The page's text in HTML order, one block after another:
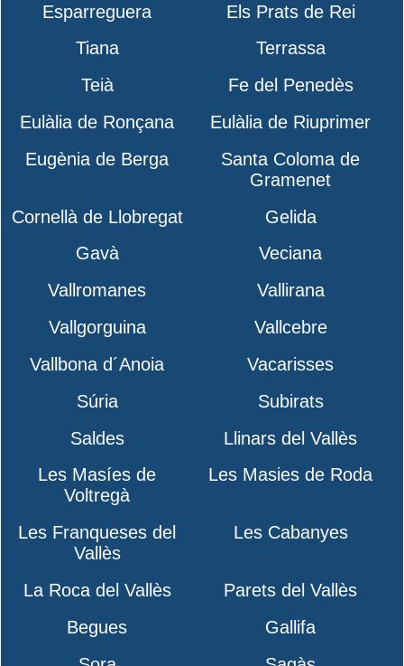
Esparreguera
Els Prats de Rei
Tiana
Terrassa
Teià
Fe del Penedès
Eulàlia de Ronçana
Eulàlia de Riuprimer
Eugènia de Berga
Santa Coloma de
Gramenet
Cornellà de Llobregat
Gelida
Gavà
Veciana
Vallromanes
Vallirana
Vallgorguina
Vallcebre
Vallbona d´Anoia
Vacarisses
Súria
Subirats
Saldes
Llinars del Vallès
Les Masíes de
Voltregà
Les Masies de Roda
Les Franqueses del
Vallès
Les Cabanyes
La Roca del Vallès
Parets del Vallès
Begues
Gallifa